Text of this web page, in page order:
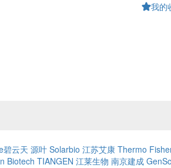
我的
碧云天 源叶 Solarbio 江苏艾康 Thermo
Biotech TIANGEN 江莱生物 南京建成